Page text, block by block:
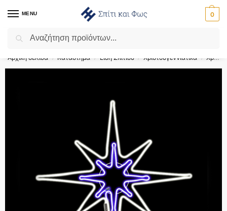
MENU 0
Flash Sale ⚡ 10% Έκπτωση με τον κωδικό ‘SPRING’!
Αρχική σελίδα / Κατάστημα / Είδη Σπιτιού / Χριστουγεννιάτικα / Χριστουγεννιάτικα Φωτιζόμενα Σχέδια